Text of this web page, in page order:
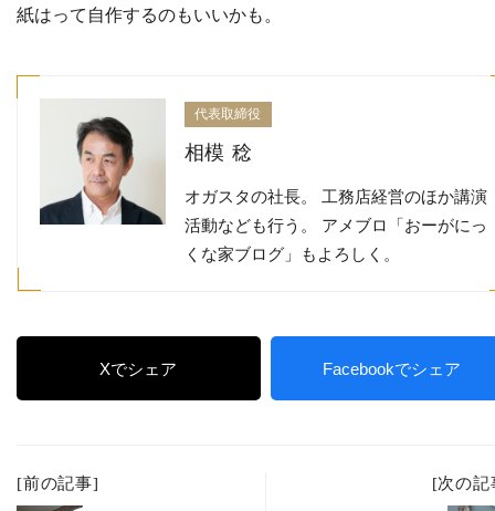
紙はって自作するのもいいかも。
代表取締役
相模 稔
オガスタの社長。 工務店経営のほか講演
活動なども行う。 アメブロ「おーがにっ
くな家ブログ」もよろしく。
Xでシェア Facebookでシェア
[前の記事] [次の記